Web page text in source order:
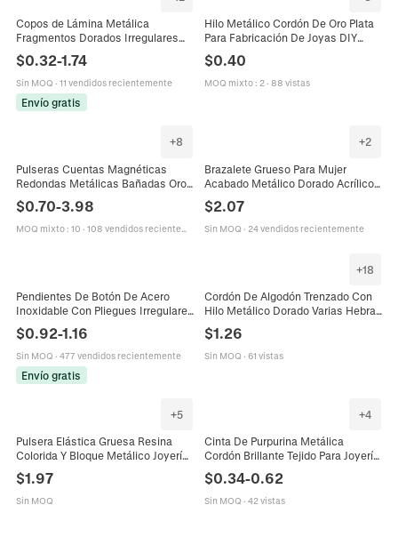
Copos de Lámina Metálica
Fragmentos Dorados Irregulares
Para Decoración de Uñas
Manualidades DIY Resina Joyería
Hacer Accesorios
$0.32-1.74
Sin MOQ · 11 vendidos recientemente
Envío gratis
Hilo Metálico Cordón De Oro Plata
Para Fabricación De Joyas DIY
Pulsera Collar Trenzado Alambre
De Poliéster
$0.40
MOQ mixto: 2· 88 vistas
+8
Pulseras Cuentas Magnéticas
Redondas Metálicas Bañadas Oro
Artificial Elástica Estirable Joyería
$0.70-3.98
MOQ mixto: 10 · 108 vendidos recientemente
+2
Brazalete Grueso Para Mujer
Acabado Metálico Dorado Acrílico
Irregular Joyería De Puño
$2.07
Sin MOQ · 24 vendidos recientemente
Pendientes De Botón De Acero
Inoxidable Con Pliegues Irregulares
Minimalistas Geométricos Textura
De Lava Para Mujeres
$0.92-1.16
Sin MOQ · 477 vendidos recientemente
Envío gratis
+18
Cordón De Algodón Trenzado Con
Hilo Metálico Dorado Varias Hebras
Color DIY Joyería Pulsera Borla
Fabricación Cuerda
$1.26
Sin MOQ · 61 vistas
+5
Pulsera Elástica Gruesa Resina
Colorida Y Bloque Metálico Joyería
Moda Retro Geométrica
Accesorios Para Mujeres
$1.97
Sin MOQ
+4
Cinta De Purpurina Metálica
Cordón Brillante Tejido Para Joyería
DIY Accesorios Para Cabello
Envoltura Regalos Boda Bobina
Cinta Trenzada
$0.34-0.62
Sin MOQ · 42 vistas